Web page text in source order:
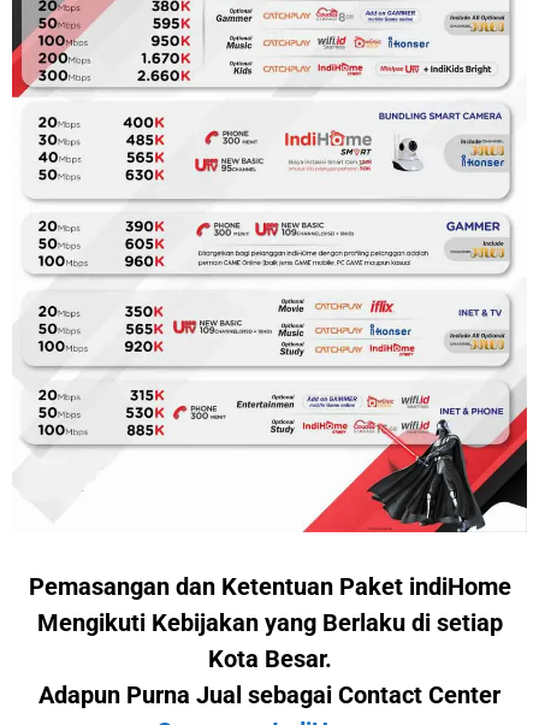
Pemasangan dan Ketentuan Paket indiHome
Mengikuti Kebijakan yang Berlaku di setiap
Kota Besar.
Adapun Purna Jual sebagai Contact Center